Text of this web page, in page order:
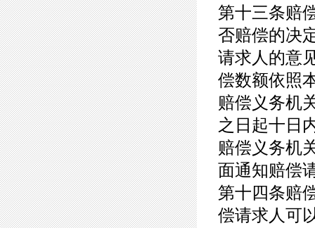
第十三条赔
否赔偿的决
请求人的意
偿数额依照
赔偿义务机
之日起十日
赔偿义务机
面通知赔偿
第十四条赔
偿请求人可